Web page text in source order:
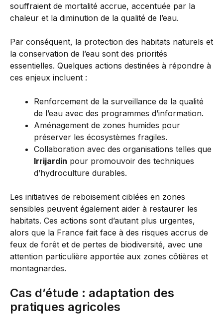
souffraient de mortalité accrue, accentuée par la
chaleur et la diminution de la qualité de l’eau.
Par conséquent, la protection des habitats naturels et
la conservation de l’eau sont des priorités
essentielles. Quelques actions destinées à répondre à
ces enjeux incluent :
Renforcement de la surveillance de la qualité
de l’eau avec des programmes d’information.
Aménagement de zones humides pour
préserver les écosystèmes fragiles.
Collaboration avec des organisations telles que
Irrijardin pour promouvoir des techniques
d’hydroculture durables.
Les initiatives de reboisement ciblées en zones
sensibles peuvent également aider à restaurer les
habitats. Ces actions sont d’autant plus urgentes,
alors que la France fait face à des risques accrus de
feux de forêt et de pertes de biodiversité, avec une
attention particulière apportée aux zones côtières et
montagnardes.
Cas d’étude : adaptation des
pratiques agricoles